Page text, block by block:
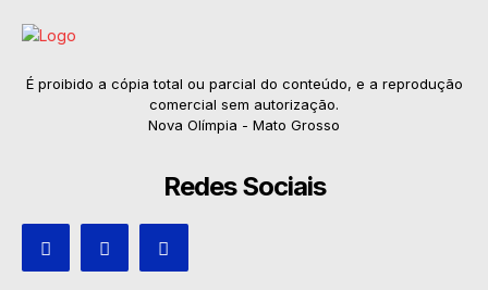
É proibido a cópia total ou parcial do conteúdo, e a reprodução
comercial sem autorização.
Nova Olímpia - Mato Grosso
Redes Sociais